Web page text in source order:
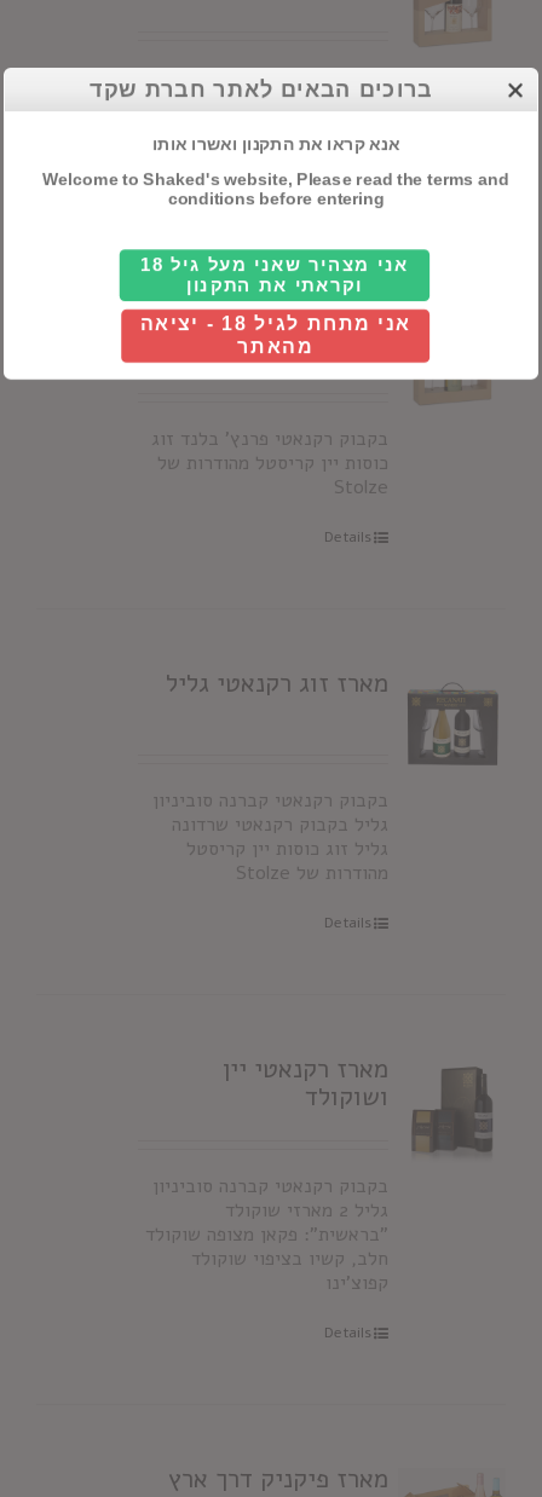
בקבוק רקנאטי מרלו כרם מנרה
זוג כוסות יין קריסטל מהודרות
Details
מארז רקנאטי פרנץ'
בלנד + 2 כוסות
בקבוק רקנאטי פרנץ' בלנד זוג
כוסות יין קריסטל מהודרות של
Stolze
Details
מארז זוג רקנאטי גליל
בקבוק רקנאטי קברנה סוביניון
גליל בקבוק רקנאטי שרדונה
גליל זוג כוסות יין קריסטל
מהודרות של Stolze
Details
מארז רקנאטי יין
ושוקולד
בקבוק רקנאטי קברנה סוביניון
גליל 2 מארזי שוקולד
"בראשית": פקאן מצופה שוקולד
חלב, קשיו בציפוי שוקולד
קפוצ'ינו
Details
מארז פיקניק דרך ארץ
ברוכים הבאים לאתר חברת שקד
אנא קראו את התקנון ואשרו אותו
Welcome to Shaked's website, Please read the terms and
conditions before entering
אני מצהיר שאני מעל גיל 18
וקראתי את התקנון
אני מתחת לגיל 18 - יציאה
מהאתר